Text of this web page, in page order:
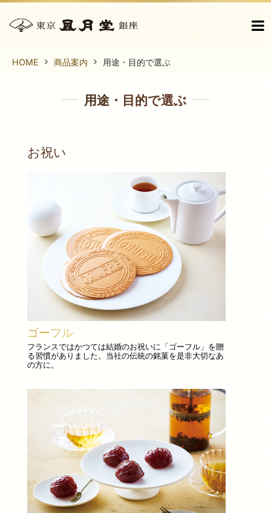
HOME 商品案内 用途・目的で選ぶ
用途・目的で選ぶ
お祝い
ゴーフル
フランスではかつては結婚のお祝いに「ゴーフル」を贈
る習慣がありました。当社の伝統の銘菓を是非大切なあ
の方に。